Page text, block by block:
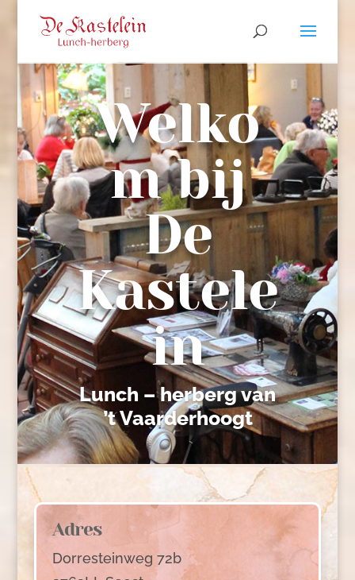
Welko
m bij
De
Kastele
in
Lunch – herberg van
’t Vaarderhoogt
Adres
Dorresteinweg 72b